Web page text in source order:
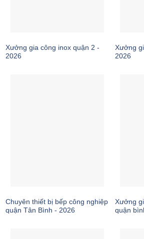
Xưởng gia công inox quận 2 -
2026
Xưởng
2026
Chuyên thiết bị bếp công nghiệp
quận Tân Bình - 2026
Xưởng
quận